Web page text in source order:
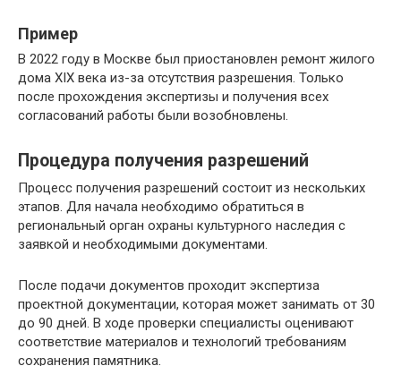
Пример
В 2022 году в Москве был приостановлен ремонт жилого
дома XIX века из-за отсутствия разрешения. Только
после прохождения экспертизы и получения всех
согласований работы были возобновлены.
Процедура получения разрешений
Процесс получения разрешений состоит из нескольких
этапов. Для начала необходимо обратиться в
региональный орган охраны культурного наследия с
заявкой и необходимыми документами.
После подачи документов проходит экспертиза
проектной документации, которая может занимать от 30
до 90 дней. В ходе проверки специалисты оценивают
соответствие материалов и технологий требованиям
сохранения памятника.